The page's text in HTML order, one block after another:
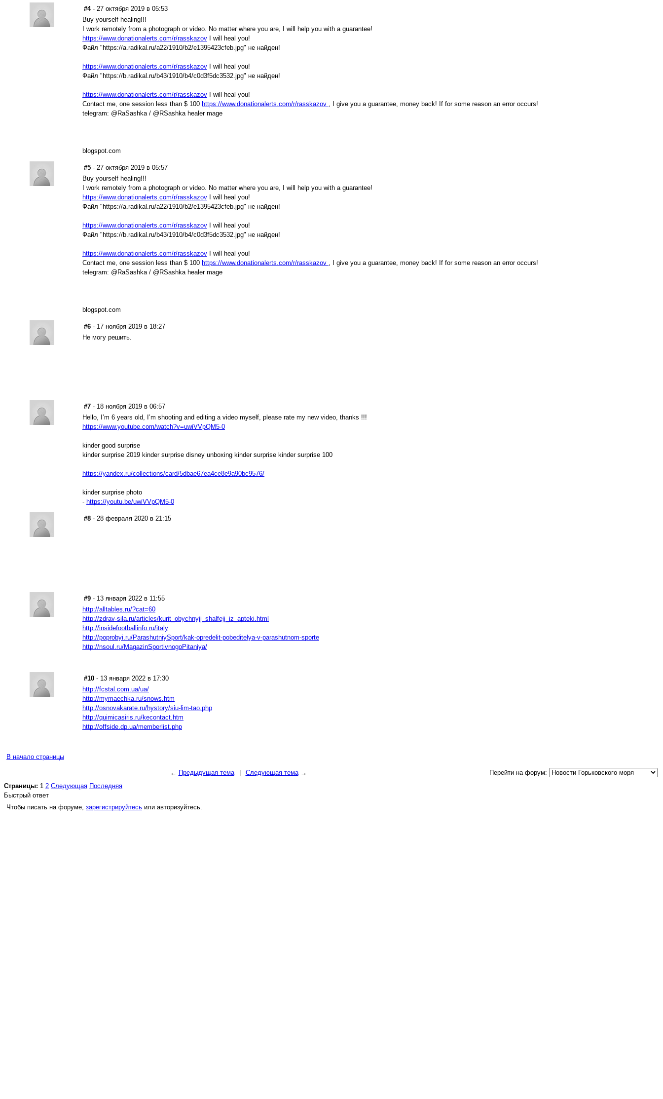
#4- 27 октября 2019 в 05:53
Buy yourself healing!!!
I work remotely from a photograph or video. No matter where you are, I will help you with a guarantee!
https://www.donationalerts.com/r/rasskazov I will heal you!
Файл "https://a.radikal.ru/a22/1910/b2/e1395423cfeb.jpg" не найден!
https://www.donationalerts.com/r/rasskazov I will heal you!
Файл "https://b.radikal.ru/b43/1910/b4/c0d3f5dc3532.jpg" не найден!
https://www.donationalerts.com/r/rasskazov I will heal you!
Contact me, one session less than $ 100 https://www.donationalerts.com/r/rasskazov
, I give you a guarantee, money back! If for some reason an error occurs!
telegram: @RaSashka / @RSashka healer mage
blogspot.com
#5 - 27 октября 2019 в 05:57
Buy yourself healing!!!
I work remotely from a photograph or video. No matter where you are, I will help you with a guarantee!
https://www.donationalerts.com/r/rasskazov I will heal you!
Файл "https://a.radikal.ru/a22/1910/b2/e1395423cfeb.jpg" не найден!
https://www.donationalerts.com/r/rasskazov I will heal you!
Файл "https://b.radikal.ru/b43/1910/b4/c0d3f5dc3532.jpg" не найден!
https://www.donationalerts.com/r/rasskazov I will heal you!
Contact me, one session less than $ 100 https://www.donationalerts.com/r/rasskazov
, I give you a guarantee, money back! If for some reason an error occurs!
telegram: @RaSashka / @RSashka healer mage
blogspot.com
#6 - 17 ноября 2019 в 18:27
Не могу решить.
#7 - 18 ноября 2019 в 06:57
Hello, I’m 6 years old, I’m shooting and editing a video myself, please rate my new video, thanks !!!
https://www.youtube.com/watch?v=uwiVVpQM5-0
kinder good surprise
kinder surprise 2019 kinder surprise disney unboxing kinder surprise kinder surprise 100
https://yandex.ru/collections/card/5dbae67ea4ce8e9a90bc9576/
kinder surprise photo
- https://youtu.be/uwiVVpQM5-0
#8 - 28 февраля 2020 в 21:15
#9 - 13 января 2022 в 11:55
http://alltables.ru/?cat=60
http://zdrav-sila.ru/articles/kurit_obychnyjj_shalfejj_iz_apteki.html
http://insidefootballinfo.ru/italy
http://poprobyi.ru/ParashutniySport/kak-opredelit-pobeditelya-v-parashutnom-sporte
http://nsoul.ru/MagazinSportivnogoPitaniya/
#10 - 13 января 2022 в 17:30
http://fcstal.com.ua/ua/
http://mymaechka.ru/snows.htm
http://osnovakarate.ru/hystory/siu-lim-tao.php
http://quimicasiris.ru/kecontact.htm
http://offside.dp.ua/memberlist.php
В начало страницы
← Предыдущая тема Следующая тема→
Перейти на форум:
Страницы: 1 2 Следующая Последняя
Быстрый ответ
Чтобы писать на форуме, зарегистрируйтесь или авторизуйтесь.